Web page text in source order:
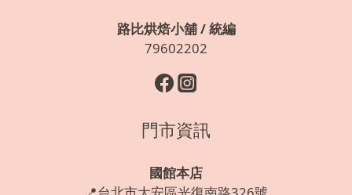
路比烘焙小舖 / 統編
79602202
門市資訊
國館本店